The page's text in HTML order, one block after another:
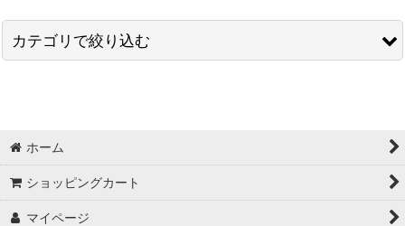
並び順:
カテゴリで絞り込む
調味料
ホーム
ショッピングカート
マイページ